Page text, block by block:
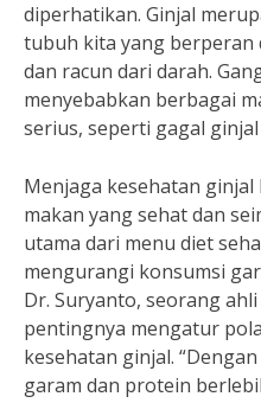
diperhatikan. Ginjal
tubuh kita yang berperan
dan racun dari darah.
menyebabkan berbagai
serius, seperti gagal
Menjaga kesehatan
makan yang sehat dan
utama dari menu diet
mengurangi konsumsi
Dr. Suryanto, seorang
pentingnya mengatur
kesehatan ginjal.
garam dan protein